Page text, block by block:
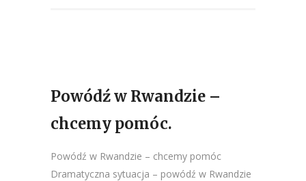
Powódź w Rwandzie –
chcemy pomóc.
Powódź w Rwandzie – chcemy pomóc
Dramatyczna sytuacja – powódź w Rwandzie